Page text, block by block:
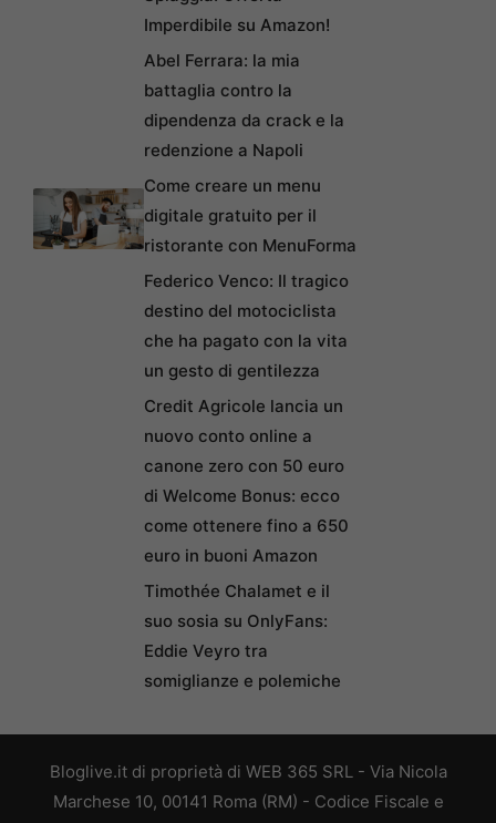
Imperdibile su Amazon!
Abel Ferrara: la mia
battaglia contro la
dipendenza da crack e la
redenzione a Napoli
Come creare un menu
digitale gratuito per il
ristorante con MenuForma
Federico Venco: Il tragico
destino del motociclista
che ha pagato con la vita
un gesto di gentilezza
Credit Agricole lancia un
nuovo conto online a
canone zero con 50 euro
di Welcome Bonus: ecco
come ottenere fino a 650
euro in buoni Amazon
Timothée Chalamet e il
suo sosia su OnlyFans:
Eddie Veyro tra
somiglianze e polemiche
Bloglive.it di proprietà di WEB 365 SRL - Via Nicola
Marchese 10, 00141 Roma (RM) - Codice Fiscale e